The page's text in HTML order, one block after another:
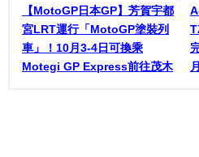
【MotoGP日本GP】芳賀宇都
宮LRT運行「MotoGP塗裝列
車」！10月3-4日可換乘
Motegi GP Express前往茂木